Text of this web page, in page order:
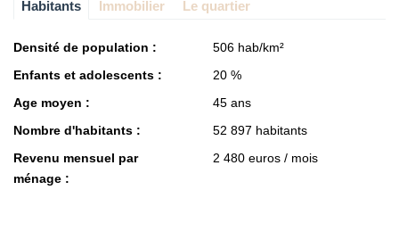
Habitants Immobilier Le quartier
Densité de population :
506 hab/km²
Enfants et adolescents :
20 %
Age moyen :
45 ans
Nombre d'habitants :
52 897 habitants
Revenu mensuel par
ménage :
2 480 euros / mois